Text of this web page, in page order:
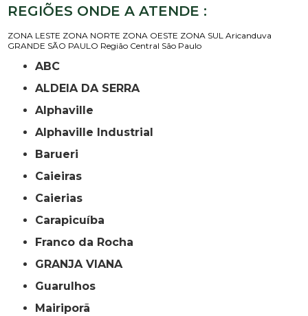
REGIÕES ONDE A ATENDE :
ZONA LESTE ZONA NORTE ZONA OESTE ZONA SUL Aricanduva
GRANDE SÃO PAULO Região Central São Paulo
ABC
ALDEIA DA SERRA
Alphaville
Alphaville Industrial
Barueri
Caieiras
Caierias
Carapicuíba
Franco da Rocha
GRANJA VIANA
Guarulhos
Mairiporã